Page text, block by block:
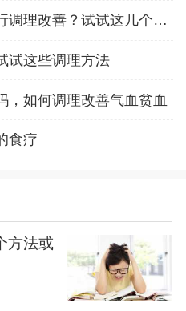
气虚脾胃虚如何进行调理改善？试试这几个方法
试这些调理方法
，如何调理改善气血贫血
食疗
方法或